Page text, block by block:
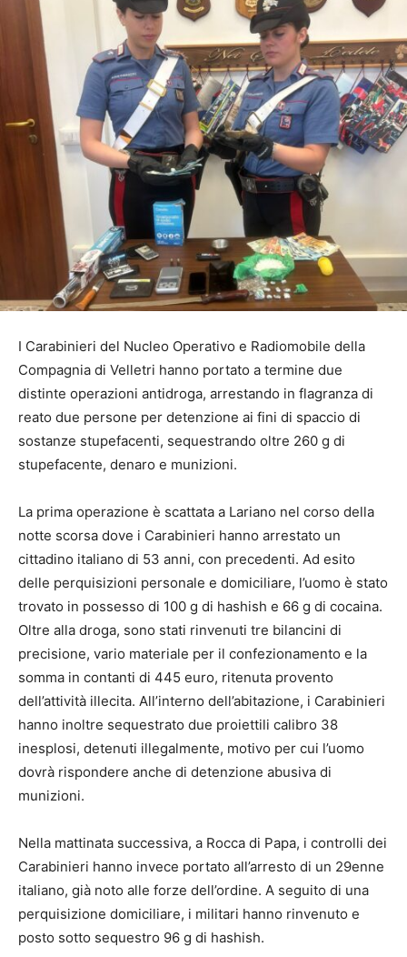
I Carabinieri del Nucleo Operativo e Radiomobile della
Compagnia di Velletri hanno portato a termine due
distinte operazioni antidroga, arrestando in flagranza di
reato due persone per detenzione ai fini di spaccio di
sostanze stupefacenti, sequestrando oltre 260 g di
stupefacente, denaro e munizioni.
La prima operazione è scattata a Lariano nel corso della
notte scorsa dove i Carabinieri hanno arrestato un
cittadino italiano di 53 anni, con precedenti. Ad esito
delle perquisizioni personale e domiciliare, l’uomo è stato
trovato in possesso di 100 g di hashish e 66 g di cocaina.
Oltre alla droga, sono stati rinvenuti tre bilancini di
precisione, vario materiale per il confezionamento e la
somma in contanti di 445 euro, ritenuta provento
dell’attività illecita. All’interno dell’abitazione, i Carabinieri
hanno inoltre sequestrato due proiettili calibro 38
inesplosi, detenuti illegalmente, motivo per cui l’uomo
dovrà rispondere anche di detenzione abusiva di
munizioni.
Nella mattinata successiva, a Rocca di Papa, i controlli dei
Carabinieri hanno invece portato all’arresto di un 29enne
italiano, già noto alle forze dell’ordine. A seguito di una
perquisizione domiciliare, i militari hanno rinvenuto e
posto sotto sequestro 96 g di hashish.